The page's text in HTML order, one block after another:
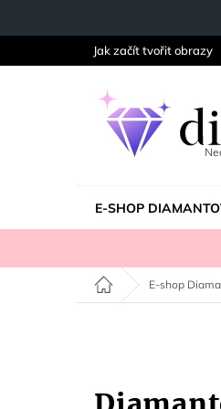
Jak začít tvořit obrazy
E-SHOP
Domů E-shop